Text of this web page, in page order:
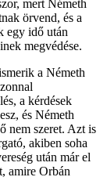
mert Németh
örvend, és a
egy idő után
megvédése.
a Németh
a kérdések
és Németh
nem szeret. Azt is
akiben soha
után már el
amire Orbán